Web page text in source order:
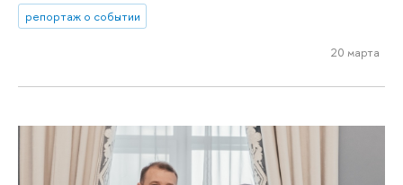
репортаж о событии
20 марта